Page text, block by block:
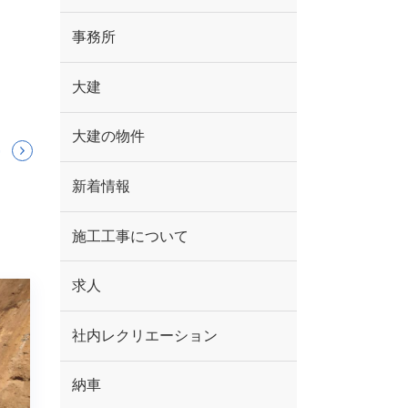
事務所
大建
大建の物件
新着情報
施工工事について
求人
社内レクリエーション
納車